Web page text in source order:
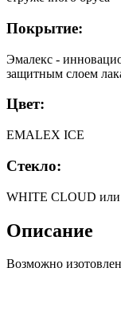
Покрытие:
Эмалекс -
защитным слоем
Цвет:
EMALEX ICE
Стекло:
WHITE CLOUD
Описание
Возможно